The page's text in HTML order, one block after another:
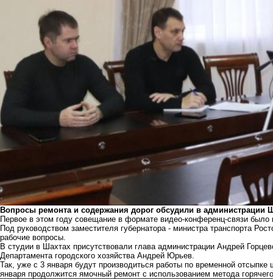
Вопросы ремонта и содержания дорог обсудили в администрации
Первое в этом году совещание в формате видео-конференц-связи было
Под руководством заместителя губернатора - министра транспорта
рабочие вопросы.
В студии в Шахтах присутствовали глава администрации Андрей
Департамента городского хозяйства Андрей Юрьев.
Так, уже с 3 января будут производиться работы по временной
января продолжится ямочный ремонт с использованием метода